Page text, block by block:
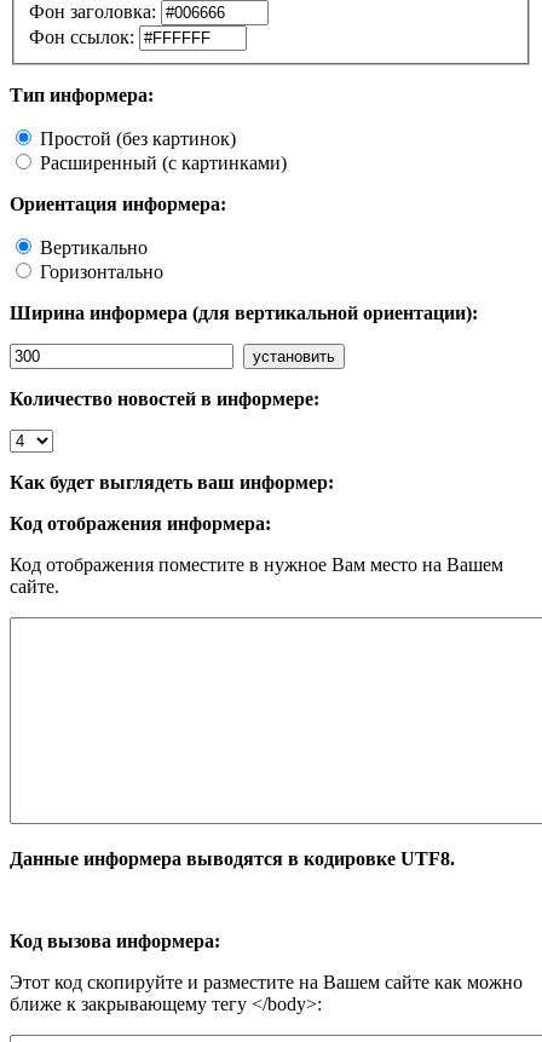
Фон заголовка:
Фон ссылок:
Тип информера:
Простой (без картинок)
Расширенный (с картинками)
Ориентация информера:
Вертикально
Горизонтально
Ширина информера (для вертикальной ориентации):
Количество новостей в информере:
Как будет выглядеть ваш информер:
Код отображения информера:
Код отображения поместите в нужное Вам место на Вашем
сайте.
Данные информера выводятся в кодировке UTF8.
Код вызова информера:
Этот код скопируйте и разместите на Вашем сайте как можно
ближе к закрывающему тегу </body>: